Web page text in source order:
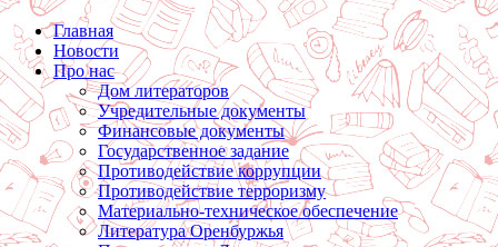
Главная
Новости
Про нас
Дом литераторов
Учредительные документы
Финансовые документы
Государственное задание
Противодействие коррупции
Противодействие терроризму
Материально-техническое обеспечение
Литература Оренбуржья